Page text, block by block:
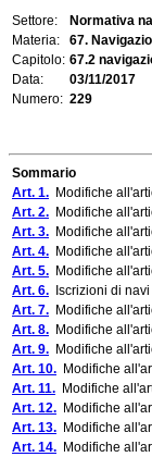
Settore:
Normativa
Materia:
67.
Capitolo: 67.2
Data:
03/11/2017
Numero: 229
Sommario
Art. 1. Modifiche
Art. 2. Modifiche
Art. 3. Modifiche
Art. 4. Modifiche
Art. 5. Modifiche
Art. 6. Iscrizioni di
Art. 7. Modifiche
Art. 8. Modifiche
Art. 9. Modifiche
Art. 10. Modifiche
Art. 11. Modifiche
Art. 12. Modifiche
Art. 13. Modifiche
Art. 14. Modifiche